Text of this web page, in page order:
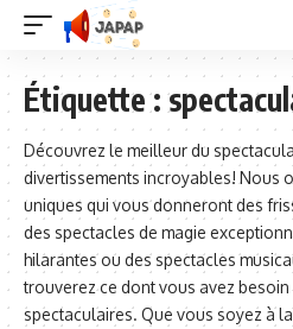
Étiquette :
Découvrez le meilleur du
divertissements incroyables! Nous
uniques qui vous donneront des
des spectacles de magie
hilarantes ou des spectacles
trouverez ce dont vous avez besoin
spectaculaires. Que vous soyez à